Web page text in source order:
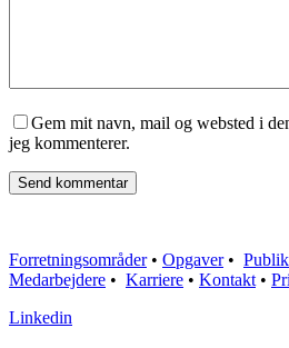
Gem mit navn, mail og websted i
jeg kommenterer.
Send kommentar
Forretningsområder• Opgaver•
Medarbejdere • Karriere • Kontakt •
Linkedin